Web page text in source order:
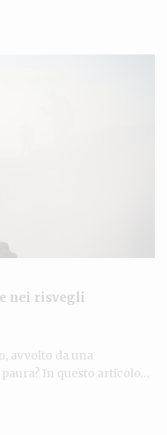
nei risvegli
avvolto da una
In questo articolo…